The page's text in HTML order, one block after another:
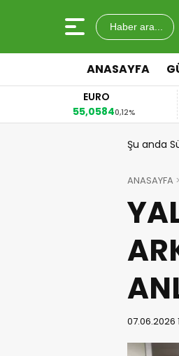
Haber ara...
ANASAYFA
EURO
55,05840,12%
Şu anda
ANASAYFA
07.06.2026